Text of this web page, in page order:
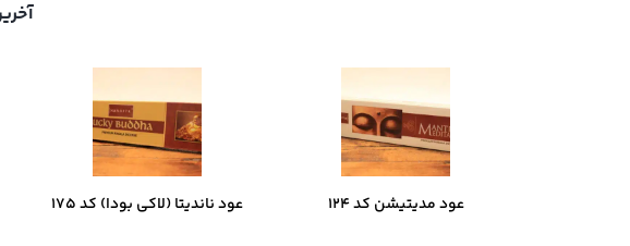
عود مدیتیشن کد 124 عود ناندیتا (لاکی بودا) کد 175